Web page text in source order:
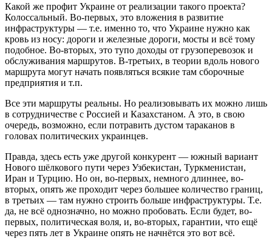
Какой же профит Украине от реализации такого проекта?
Колоссальный. Во-первых, это вложения в развитие
инфраструктуры — т.е. именно то, что Украине нужно как
кровь из носу: дороги и железные дороги, мосты и всё тому
подобное. Во-вторых, это тупо доходы от грузоперевозок и
обслуживания маршрутов. В-третьих, в теории вдоль нового
маршрута могут начать появляться всякие там сборочные
предприятия и т.п.
Все эти маршруты реальны. Но реализовывать их можно лишь
в сотрудничестве с Россией и Казахстаном. А это, в свою
очередь, возможно, если потравить дустом тараканов в
головах политических украинцев.
Правда, здесь есть уже другой конкурент — южный вариант
Нового шёлкового пути через Узбекистан, Туркменистан,
Иран и Турцию. Но он, во-первых, немного длиннее, во-
вторых, опять же проходит через большее количество границ,
в третьих — там нужно строить больше инфраструктуры. Т.е.
да, не всё однозначно, но можно пробовать. Если будет, во-
первых, политическая воля, и, во-вторых, гарантии, что ещё
через пять лет в Украине опять не начнётся это вот всё.